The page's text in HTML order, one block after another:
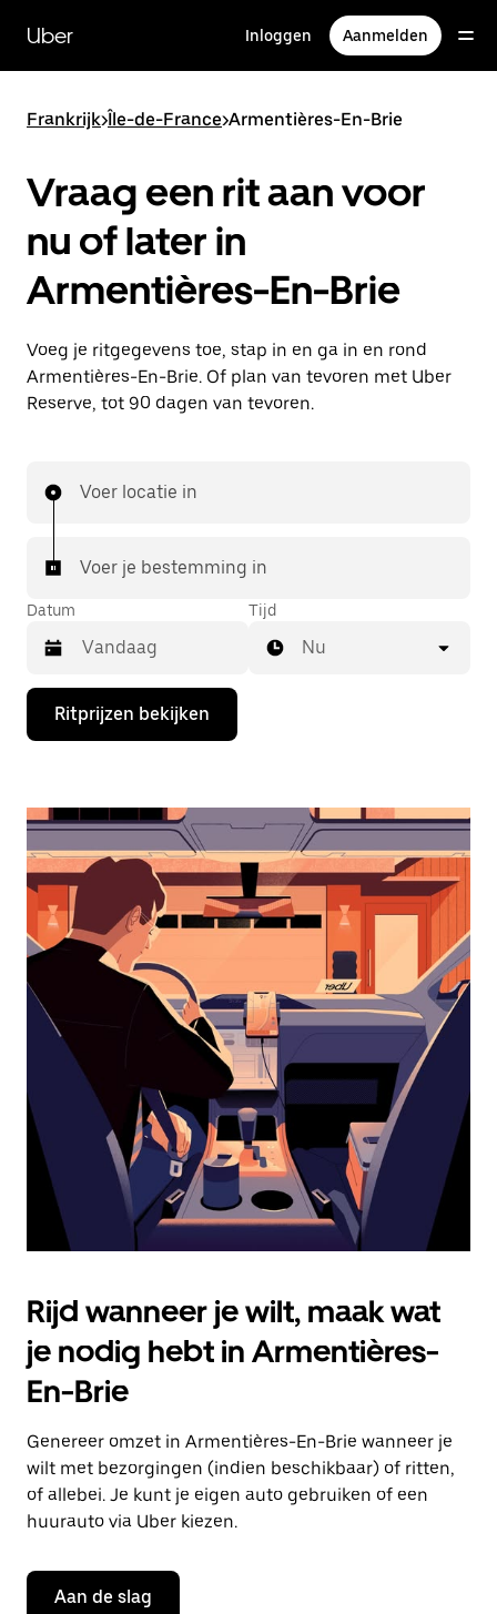
naar
hoofdinhoud
Uber Inloggen Aanmelden
Frankrijk>Île-de-France>Armentières-En-Brie
Vraag een rit aan voor
nu of later in
Armentières-En-Brie
Voeg je ritgegevens toe, stap in en ga in en rond
Armentières-En-Brie. Of plan van tevoren met Uber
Reserve, tot 90 dagen van tevoren.
Voer locatie in
Voer je bestemming in
Datum
Druk
de
de
te
openen
een
datum
te
selecteren.
Druk
Escape
agenda
te
sluiten.
Tijd
Nu
Ritprijzen bekijken
Rijd wanneer je wilt, maak wat
je nodig hebt in Armentières-
En-Brie
Genereer omzet in Armentières-En-Brie wanneer je
wilt met bezorgingen (indien beschikbaar) of ritten,
of allebei. Je kunt je eigen auto gebruiken of een
huurauto via Uber kiezen.
Aan de slag